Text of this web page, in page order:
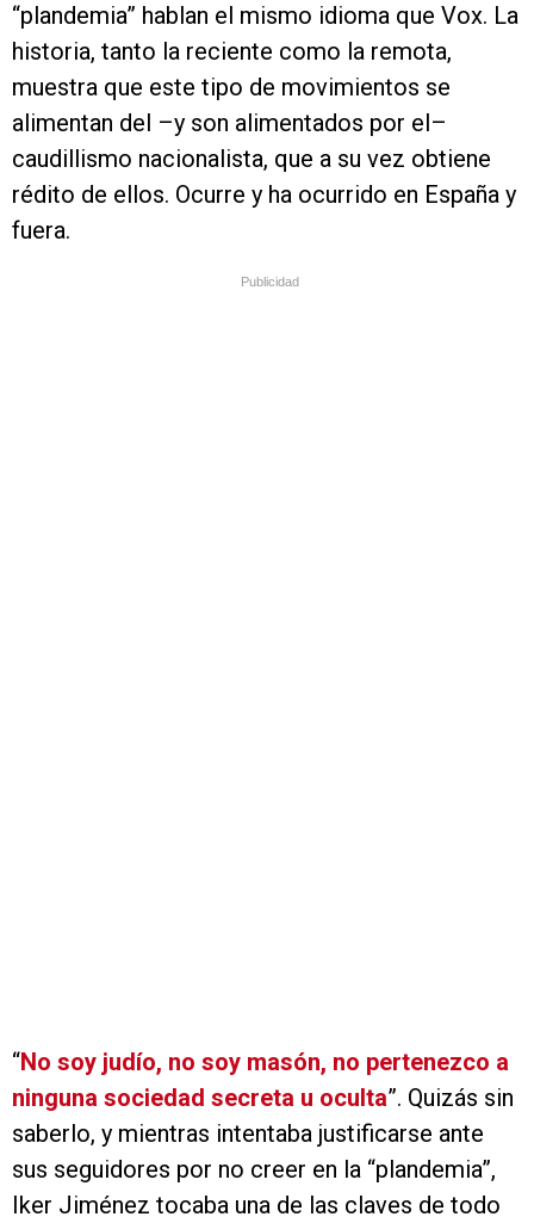
“plandemia” hablan el mismo idioma que Vox. La
historia, tanto la reciente como la remota,
muestra que este tipo de movimientos se
alimentan del –y son alimentados por el–
caudillismo nacionalista, que a su vez obtiene
rédito de ellos. Ocurre y ha ocurrido en España y
fuera.
Publicidad
“No soy judío, no soy masón, no pertenezco a
ninguna sociedad secreta u oculta”. Quizás sin
saberlo, y mientras intentaba justificarse ante
sus seguidores por no creer en la “plandemia”,
Iker Jiménez tocaba una de las claves de todo